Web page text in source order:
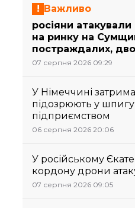
Важливо
росіяни
на ринку на
постраждалих,
07 серпня 2026 09:29
У Німеччині
підозрюють у
підприємством
06 серпня 2026 20:06
У російському
кордону дрони
07 серпня 2026 09:05